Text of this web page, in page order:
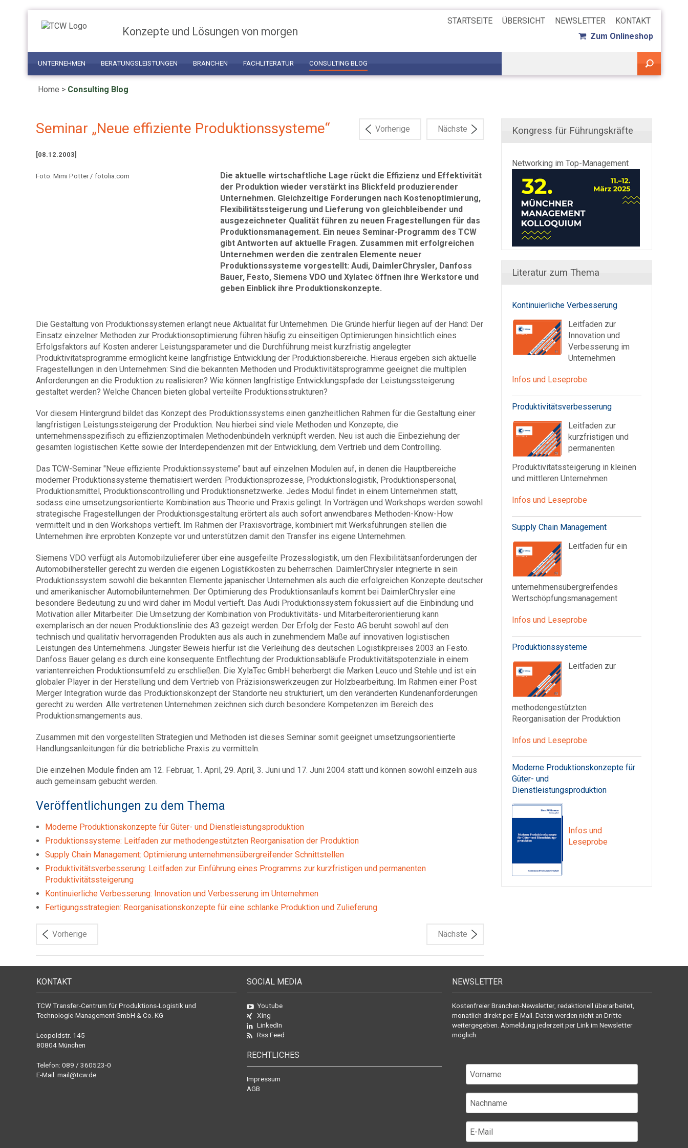
UNTERNEHMEN BERATUNGSLEISTUNGEN BRANCHEN FACHLITERATUR CONSULTING BLOG
Konzepte und Lösungen von morgen
STARTSEITE ÜBERSICHT NEWSLETTER
KONTAKT
Zum Onlineshop
Home > Consulting Blog
Vorherige Nächste
Seminar „Neue effiziente Produktionssysteme“
[08.12.2003]
Foto: Mimi Potter / fotolia.com
Die aktuelle wirtschaftliche Lage rückt die Effizienz und Effektivität
der Produktion wieder verstärkt ins Blickfeld produzierender
Unternehmen. Gleichzeitige Forderungen nach Kostenoptimierung,
Flexibilitätssteigerung und Lieferung von gleichbleibender und
ausgezeichneter Qualität führen zu neuen Fragestellungen für das
Produktionsmanagement. Ein neues Seminar-Programm des TCW
gibt Antworten auf aktuelle Fragen. Zusammen mit erfolgreichen
Unternehmen werden die zentralen Elemente neuer
Produktionssysteme vorgestellt: Audi, DaimlerChrysler, Danfoss
Bauer, Festo, Siemens VDO und Xylatec öffnen ihre Werkstore und
geben Einblick ihre Produktionskonzepte.
Die Gestaltung von Produktionssystemen erlangt neue Aktualität für Unternehmen. Die Gründe hierfür liegen auf der Hand: Der
Einsatz einzelner Methoden zur Produktionsoptimierung führen häufig zu einseitigen Optimierungen hinsichtlich eines
Erfolgsfaktors auf Kosten anderer Leistungsparameter und die Durchführung meist kurzfristig angelegter
Produktivitätsprogramme ermöglicht keine langfristige Entwicklung der Produktionsbereiche. Hieraus ergeben sich aktuelle
Fragestellungen in den Unternehmen: Sind die bekannten Methoden und Produktivitätsprogramme geeignet die multiplen
Anforderungen an die Produktion zu realisieren? Wie können langfristige Entwicklungspfade der Leistungssteigerung
gestaltet werden? Welche Chancen bieten global verteilte Produktionsstrukturen?
Vor diesem Hintergrund bildet das Konzept des Produktionssystems einen ganzheitlichen Rahmen für die Gestaltung einer
langfristigen Leistungssteigerung der Produktion. Neu hierbei sind viele Methoden und Konzepte, die
unternehmensspezifisch zu effizienzoptimalen Methodenbündeln verknüpft werden. Neu ist auch die Einbeziehung der
gesamten logistischen Kette sowie der Interdependenzen mit der Entwicklung, dem Vertrieb und dem Controlling.
Das TCW-Seminar "Neue effiziente Produktionssysteme" baut auf einzelnen Modulen auf, in denen die Hauptbereiche
moderner Produktionssysteme thematisiert werden: Produktionsprozesse, Produktionslogistik, Produktionspersonal,
Produktionsmittel, Produktionscontrolling und Produktionsnetzwerke. Jedes Modul findet in einem Unternehmen statt,
sodass eine umsetzungsorientierte Kombination aus Theorie und Praxis gelingt. In Vorträgen und Workshops werden sowohl
strategische Fragestellungen der Produktionsgestaltung erörtert als auch sofort anwendbares Methoden-Know-How
vermittelt und in den Workshops vertieft. Im Rahmen der Praxisvorträge, kombiniert mit Werksführungen stellen die
Unternehmen ihre erprobten Konzepte vor und unterstützen damit den Transfer ins eigene Unternehmen.
Siemens VDO verfügt als Automobilzulieferer über eine ausgefeilte Prozesslogistik, um den Flexibilitätsanforderungen der
Automobilhersteller gerecht zu werden die eigenen Logistikkosten zu beherrschen. DaimlerChrysler integrierte in sein
Produktionssystem sowohl die bekannten Elemente japanischer Unternehmen als auch die erfolgreichen Konzepte deutscher
und amerikanischer Automobilunternehmen. Der Optimierung des Produktionsanlaufs kommt bei DaimlerChrysler eine
besondere Bedeutung zu und wird daher im Modul vertieft. Das Audi Produktionssystem fokussiert auf die Einbindung und
Motivation aller Mitarbeiter. Die Umsetzung der Kombination von Produktivitäts- und Mitarbeiterorientierung kann
exemplarisch an der neuen Produktionslinie des A3 gezeigt werden. Der Erfolg der Festo AG beruht sowohl auf den
technisch und qualitativ hervorragenden Produkten aus als auch in zunehmendem Maße auf innovativen logistischen
Leistungen des Unternehmens. Jüngster Beweis hierfür ist die Verleihung des deutschen Logistikpreises 2003 an Festo.
Danfoss Bauer gelang es durch eine konsequente Entflechtung der Produktionsabläufe Produktivitätspotenziale in einem
variantenreichen Produktionsumfeld zu erschließen. Die XylaTec GmbH beherbergt die Marken Leuco und Stehle und ist ein
globaler Player in der Herstellung und dem Vertrieb von Präzisionswerkzeugen zur Holzbearbeitung. Im Rahmen einer Post
Merger Integration wurde das Produktionskonzept der Standorte neu strukturiert, um den veränderten Kundenanforderungen
gerecht zu werden. Alle vertretenen Unternehmen zeichnen sich durch besondere Kompetenzen im Bereich des
Produktionsmangements aus.
Zusammen mit den vorgestellten Strategien und Methoden ist dieses Seminar somit geeignet umsetzungsorientierte
Handlungsanleitungen für die betriebliche Praxis zu vermitteln.
Die einzelnen Module finden am 12. Februar, 1. April, 29. April, 3. Juni und 17. Juni 2004 statt und können sowohl einzeln aus
auch gemeinsam gebucht werden.
Veröffentlichungen zu dem Thema
Moderne Produktionskonzepte für Güter- und Dienstleistungsproduktion
Produktionssysteme: Leitfaden zur methodengestützten Reorganisation der Produktion
Supply Chain Management: Optimierung unternehmensübergreifender Schnittstellen
Produktivitätsverbesserung: Leitfaden zur Einführung eines Programms zur kurzfristigen und permanenten
Produktivitätssteigerung
Kontinuierliche Verbesserung: Innovation und Verbesserung im Unternehmen
Fertigungsstrategien: Reorganisationskonzepte für eine schlanke Produktion und Zulieferung
Vorherige Nächste
Kongress für Führungskräfte
Networking im Top-Management
Literatur zum Thema
Kontinuierliche Verbesserung
Leitfaden zur
Innovation und
Verbesserung im
Unternehmen
Infos und Leseprobe
Produktivitätsverbesserung
Leitfaden zur
kurzfristigen und
permanenten
Produktivitätssteigerung in kleinen
und mittleren Unternehmen
Infos und Leseprobe
Supply Chain Management
Leitfaden für ein
unternehmensübergreifendes
Wertschöpfungsmanagement
Infos und Leseprobe
Produktionssysteme
Leitfaden zur
methodengestützten
Reorganisation der Produktion
Infos und Leseprobe
Moderne Produktionskonzepte für
Güter- und
Dienstleistungsproduktion
Infos und
Leseprobe
KONTAKT
TCW Transfer-Centrum für Produktions-Logistik und
Technologie-Management GmbH & Co. KG
Leopoldstr. 145
80804 München
Telefon: 089 / 360523-0
E-Mail: mail@tcw.de
SOCIAL MEDIA
Youtube
Xing
LinkedIn
Rss Feed
RECHTLICHES
Impressum
AGB
NEWSLETTER
Kostenfreier Branchen-Newsletter, redaktionell überarbeitet,
monatlich direkt per E-Mail. Daten werden nicht an Dritte
weitergegeben. Abmeldung jederzeit per Link im Newsletter
möglich.